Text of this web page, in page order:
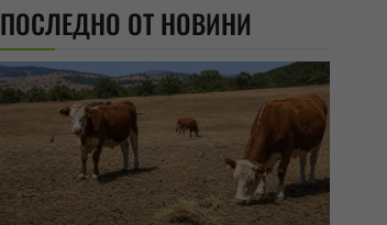
ПОСЛЕДНО ОТ НОВИНИ